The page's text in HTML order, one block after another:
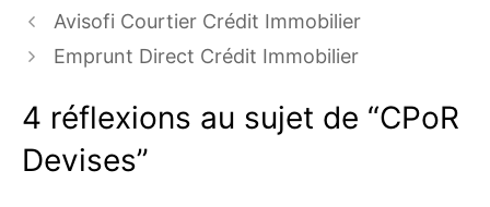
Avisofi Courtier Crédit Immobilier
Emprunt Direct Crédit Immobilier
4 réflexions au sujet de “CPoR
Devises”